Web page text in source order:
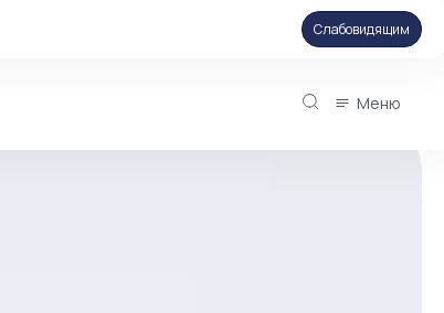
Слабовидящим
Меню